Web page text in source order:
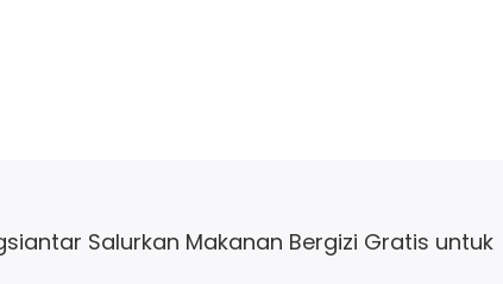
Salurkan Makanan Bergizi Gratis untuk